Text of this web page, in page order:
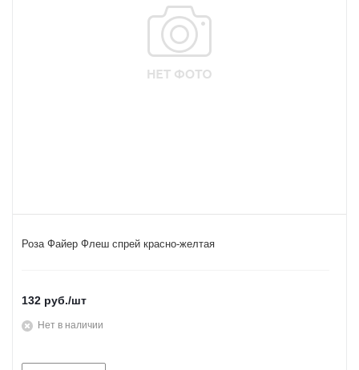
Роза Файер Флеш спрей красно-желтая
132 руб./шт
Нет в наличии